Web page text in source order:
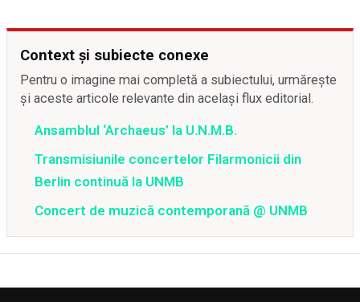
Context și subiecte conexe
Pentru o imagine mai completă a subiectului, urmărește
și aceste articole relevante din același flux editorial.
Ansamblul ‘Archaeus’ la U.N.M.B.
Transmisiunile concertelor Filarmonicii din
Berlin continuă la UNMB
Concert de muzică contemporană @ UNMB